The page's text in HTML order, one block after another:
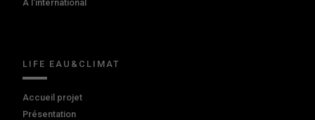
A l'international
LIFE EAU&CLIMAT
Accueil projet
Présentation